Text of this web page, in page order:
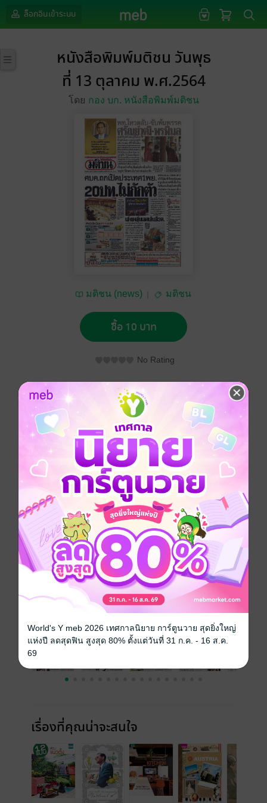
ล็อกอินเข้าระบบ
หนังสือพิมพ์มติชน วันพุธ
ที่ 13 ตุลาคม พ.ศ.2564
โดย กอง บก. หนังสือพิมพ์มติชน
มติชน (news) มติชน
ซื้อ 10 บาท
No Rating
อยากได้ ซื้อเป็นของขวัญ แชร์
หนังสือพิมพ์มติชน วันพุธที่ 13 ตุลาคม พ.ศ.2564
ประเภทไฟล์
วันที่วางขาย 12 ตุลาคม 2564
ความยาว
ราคาปก 10 บาท
ฉบับย้อนหลัง
เรื่องที่คุณน่าจะสนใจ
World's Y meb 2026 เทศกาลนิยาย การ์ตูนวาย สุดยิ่งใหญ่
แห่งปี ลดสุดฟิน สูงสุด 80% ตั้งแต่วันที่ 31 ก.ค. - 16 ส.ค.
69